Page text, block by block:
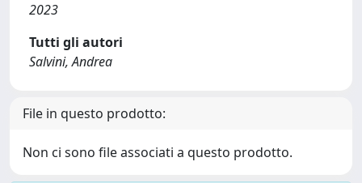
2023
Tutti gli autori
Salvini, Andrea
File in questo prodotto:
Non ci sono file associati a questo prodotto.